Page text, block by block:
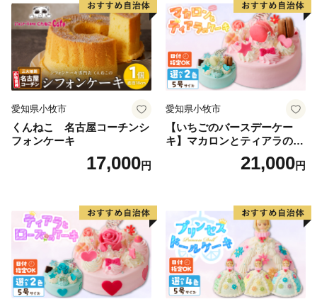
愛知県小牧市
くんねこ 名古屋コーチンシ
フォンケーキ
17,000円
愛知県小牧市
【いちごのバースデーケー
キ】マカロンとティアラのケ
ーキ スイーツ 日時指定可 デ
ザート 洋菓子 お取り寄せ 愛
デコレーションケーキ ホー
ルケーキ
21,000円